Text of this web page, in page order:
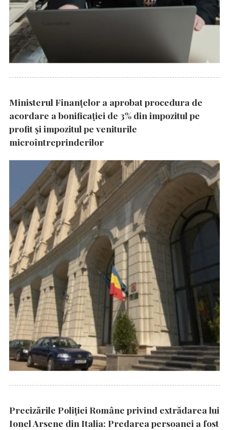
Ministerul Finanțelor a aprobat procedura de
acordare a bonificației de 3% din impozitul pe
profit și impozitul pe veniturile
microîntreprinderilor
Precizările Poliţiei Române privind extrădarea lui
Ionel Arsene din Italia: Predarea persoanei a fost